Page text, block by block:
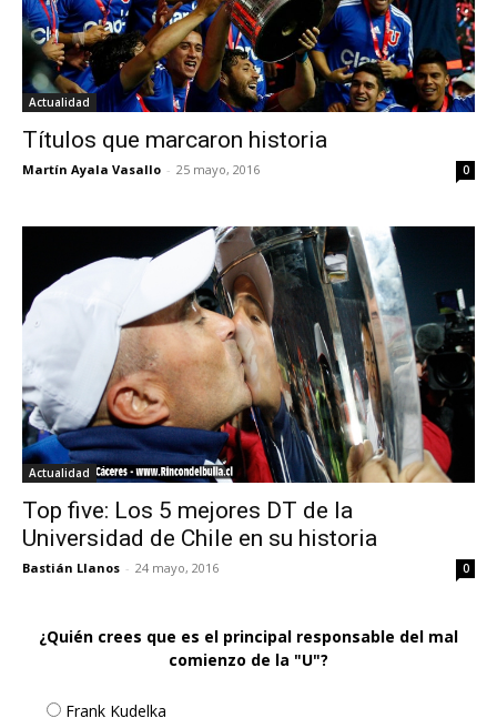
Actualidad
Títulos que marcaron historia
Martín Ayala Vasallo - 25 mayo, 2016 0
Actualidad
Top five: Los 5 mejores DT de la
Universidad de Chile en su historia
Bastián Llanos - 24 mayo, 2016 0
¿Quién crees que es el principal responsable del mal
comienzo de la "U"?
Frank Kudelka